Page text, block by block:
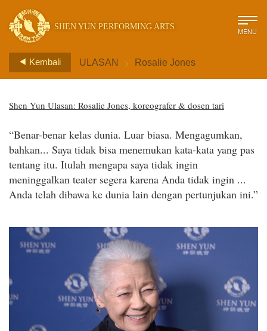
SHEN YUN PERFORMING ARTS MENU
Kembali ULASAN > Rosalie Jones
Shen Yun Ulasan: Rosalie Jones, koreografer & dosen tari
“Benar-benar kelas dunia. Luar biasa. Mengagumkan,
bahkan... Saya tidak bisa menemukan kata-kata yang pas
tentang itu. Itulah mengapa saya tidak ingin
meninggalkan teater segera karena Anda tidak ingin ...
Anda telah dibawa ke dunia lain dengan pertunjukan ini.”